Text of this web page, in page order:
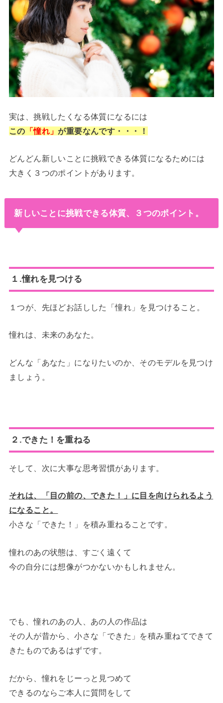
実は、挑戦したくなる体質になるには
この 「憧れ」が重要なんです・・・！
どんどん新しいことに挑戦できる体質になるためには
大きく３つのポイントがあります。
新しいことに挑戦できる体質、３つのポイント。
１.憧れを見つける
１つが、先ほどお話しした「憧れ」を見つけること。
憧れは、未来のあなた。
どんな「あなた」になりたいのか、そのモデルを見つけ
ましょう。
２.できた！を重ねる
そして、次に大事な思考習慣があります。
それは、「目の前の、できた！」に目を向けられるよう
になること。
小さな「できた！」を積み重ねることです。
憧れのあの状態は、すごく遠くて
今の自分には想像がつかないかもしれません。
でも、憧れのあの人、あの人の作品は
その人が昔から、小さな「できた」を積み重ねてできて
きたものであるはずです。
だから、憧れをじーっと見つめて
できるのならご本人に質問をして